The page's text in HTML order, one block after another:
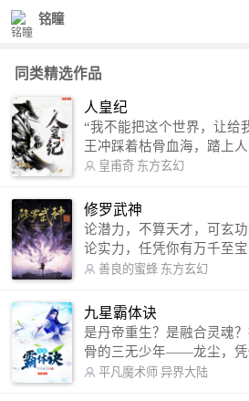
铭瞳
同类精选作品
人皇纪
“我不能把这个世界，让给我所
王冲踩着枯骨血海，踏上
倒，扶大厦之将倾，成就了一
微博：皇甫奇（地址：
87） QQ交流群：320238210【普通群】 574501330
【VIP订阅群】 欢迎大
皇甫奇 东方玄幻
修罗武神
论潜力，不算天才，可玄
论实力，任凭你有万千至
军。 我是谁？天下众生视我为修罗，却不知，我以
信公众号：善良的蜜蜂后援
善良的蜜蜂 东方玄幻
九星霸体诀
是丹帝重生？是融合灵魂
骨的三无少年——龙尘，凭
术，修行神秘功法九星霸
平凡魔术师 异界大陆